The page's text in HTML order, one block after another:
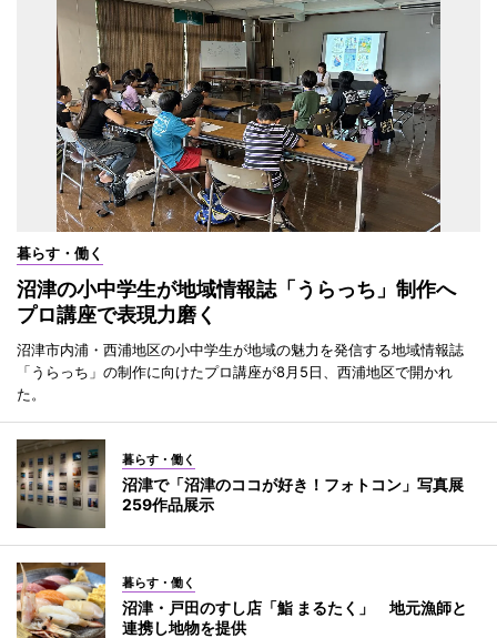
暮らす・働く
沼津の小中学生が地域情報誌「うらっち」制作へ
プロ講座で表現力磨く
沼津市内浦・西浦地区の小中学生が地域の魅力を発信する地域情報誌
「うらっち」の制作に向けたプロ講座が8月5日、西浦地区で開かれ
た。
暮らす・働く
沼津で「沼津のココが好き！フォトコン」写真展
259作品展示
暮らす・働く
沼津・戸田のすし店「鮨 まるたく」 地元漁師と
連携し地物を提供